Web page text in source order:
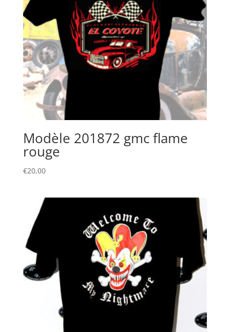
Modèle 201872 gmc flame
rouge
€20,00